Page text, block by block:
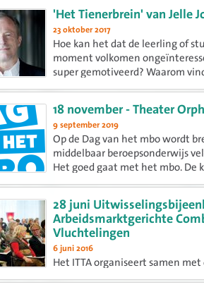
'Het Tienerbrein' van Jelle
23 oktober 2017
Hoe kan het dat de leerling of
moment volkomen
super gemotiveerd? Waarom
hun smartphone belangrijker
dat slimme studenten toch
18 november - Theater
9 september 2019
Op de Dag van het mbo wordt
middelbaar beroepsonderwijs
Het goed gaat met het mbo.
mbo-professionals en het
28 juni
Arbeidsmarktgerichte
Vluchtelingen
6 juni 2016
Het ITTA organiseert samen met
juni een